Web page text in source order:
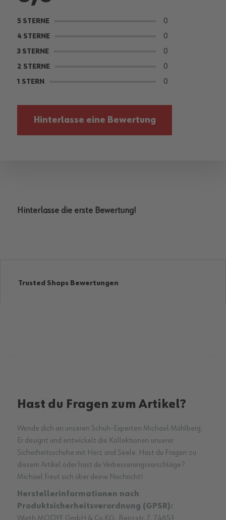
5 STERNE 0
4 STERNE 0
3 STERNE 0
2 STERNE 0
1 STERN 0
Hinterlasse eine Bewertung
Hinterlasse die erste Bewertung!
Trusted Shops Bewertungen
Hast du Fragen zum Artikel?
Wende dich an unseren Schuh-Experten Michael Mühlberg.
Er designt und entwickelt die Kollektionen unserer
Sicherheitsschuhe mit Herz und Seele. Hast du Fragen zu
diesem Artikel oder hast du Verbesserungsvorschläge?
Michael freut sich über deine Nachricht!
Herstellerinformationen nach
Produktsicherheitsverordnung (GPSR):